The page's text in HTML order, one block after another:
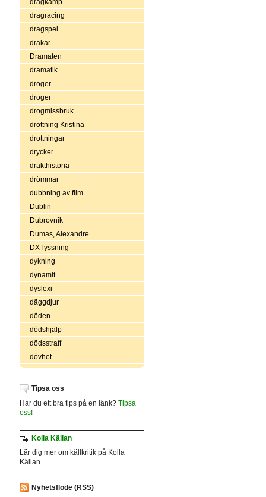
dragkamp
dragracing
dragspel
drakar
Dramaten
dramatik
droger
droger
drogmissbruk
drottning Kristina
drottningar
drycker
dräkthistoria
drömmar
dubbning av film
Dublin
Dubrovnik
Dumas, Alexandre
DX-lyssning
dykning
dynamit
dyslexi
däggdjur
döden
dödshjälp
dödsstraff
dövhet
Tipsa oss
Har du ett bra tips på en länk? Tipsa
oss!
Kolla Källan
Lär dig mer om källkritik på Kolla
Källan
Nyhetsflöde (RSS)